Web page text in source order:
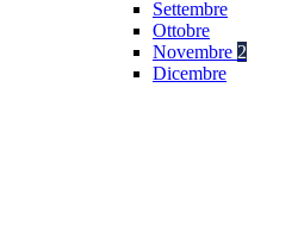
Settembre
Ottobre
Novembre 2
Dicembre